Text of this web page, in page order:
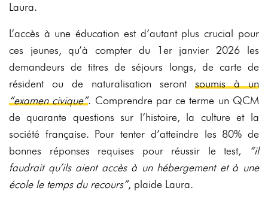
Laura.
L’accès à une éducation est d’autant plus crucial pour
ces jeunes, qu’à compter du 1er janvier 2026 les
demandeurs de titres de séjours longs, de carte de
résident ou de naturalisation seront soumis à un
“examen civique”. Comprendre par ce terme un QCM
de quarante questions sur l’histoire, la culture et la
société française. Pour tenter d’atteindre les 80% de
bonnes réponses requises pour réussir le test,
“il
faudrait qu’ils aient accès à un hébergement et à une
école le temps du recours”, plaide Laura.